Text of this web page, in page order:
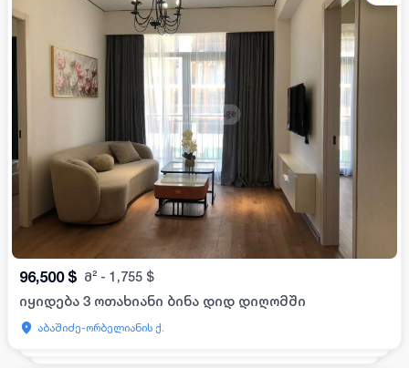
96,500 $ მ² - 1,755 $
იყიდება 3 ოთახიანი ბინა დიდ დიღომში
აბაშიძე-ორბელიანის ქ.